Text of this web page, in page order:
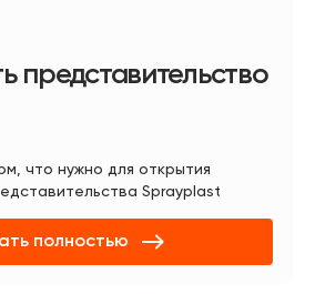
представительство
что нужно для открытия
Sprayplast
полностью